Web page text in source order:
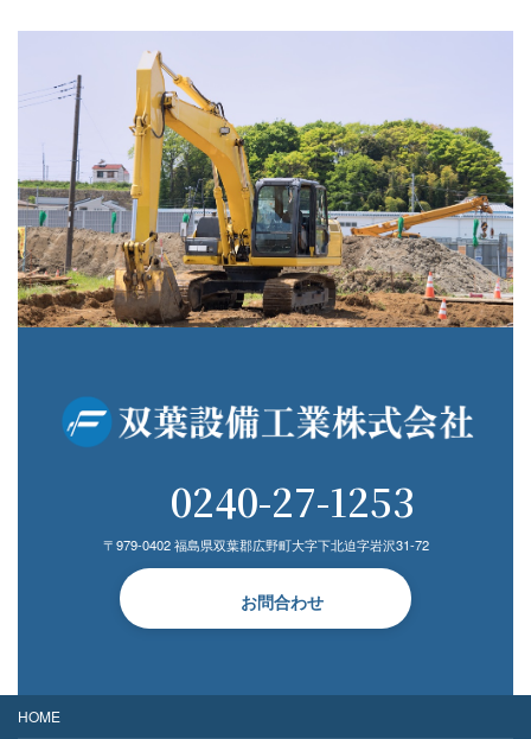
0240-27-1253
〒979-0402 福島県双葉郡広野町大字下北迫字岩沢31-72
お問合わせ
HOME